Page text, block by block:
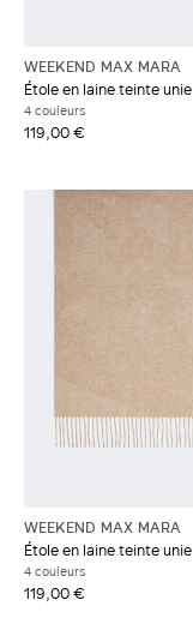
WEEKEND MAX MARA
Étole en laine teinte unie
4 couleurs
119,00 €
WEEKEND MAX MARA
Étole en laine teinte unie
4 couleurs
119,00 €